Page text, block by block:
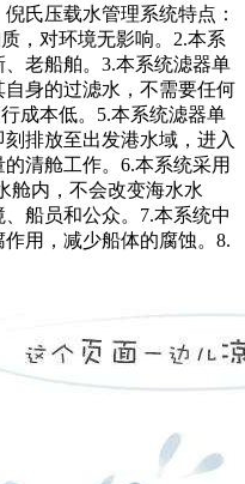
氏压载水管理系统特点：
，对环境无影响。2.本系
老船舶。3.本系统滤器单
身的过滤水，不需要任何
成本低。5.本系统滤器单
排放至出发港水域，进入
清舱工作。6.本系统采用
舱内，不会改变海水水
船员和公众。7.本系统中
用，减少船体的腐蚀。8.